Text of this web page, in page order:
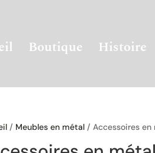
Boutique Histoire
/ Meubles en métal / Accessoires en